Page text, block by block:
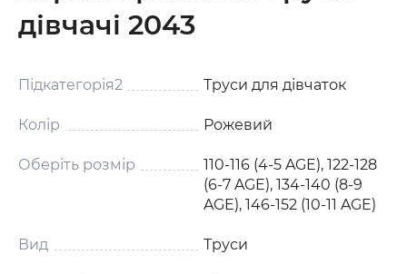
дівчачі 2043
Підкатегорія2 Труси для дівчаток
Колір Рожевий
Оберіть розмір
110-116 (4-5 AGE), 122-128
(6-7 AGE), 134-140 (8-9
AGE), 146-152 (10-11 AGE)
Вид Труси